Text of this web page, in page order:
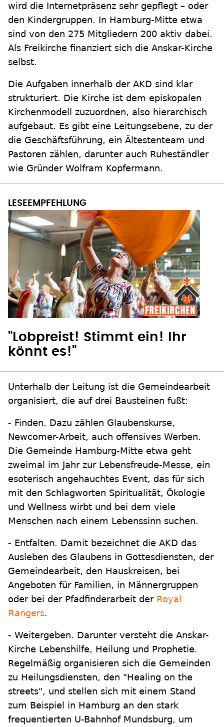
wird die Internetpräsenz sehr gepflegt – oder
den Kindergruppen. In Hamburg-Mitte etwa
sind von den 275 Mitgliedern 200 aktiv dabei.
Als Freikirche finanziert sich die Anskar-Kirche
selbst.
Die Aufgaben innerhalb der AKD sind klar
strukturiert. Die Kirche ist dem episkopalen
Kirchenmodell zuzuordnen, also hierarchisch
aufgebaut. Es gibt eine Leitungsebene, zu der
die Geschäftsführung, ein Ältestenteam und
Pastoren zählen, darunter auch Ruheständler
wie Gründer Wolfram Kopfermann.
"Lobpreist! Stimmt ein! Ihr
könnt es!"
Unterhalb der Leitung ist die Gemeindearbeit
organisiert, die auf drei Bausteinen fußt:
- Finden. Dazu zählen Glaubenskurse,
Newcomer-Arbeit, auch offensives Werben.
Die Gemeinde Hamburg-Mitte etwa geht
zweimal im Jahr zur Lebensfreude-Messe, ein
esoterisch angehauchtes Event, das für sich
mit den Schlagworten Spiritualität, Ökologie
und Wellness wirbt und bei dem viele
Menschen nach einem Lebenssinn suchen.
- Entfalten. Damit bezeichnet die AKD das
Ausleben des Glaubens in Gottesdiensten, der
Gemeindearbeit, den Hauskreisen, bei
Angeboten für Familien, in Männergruppen
oder bei der Pfadfinderarbeit der Royal
Rangers.
- Weitergeben. Darunter versteht die Anskar-
Kirche Lebenshilfe, Heilung und Prophetie.
Regelmäßig organisieren sich die Gemeinden
zu Heilungsdiensten, den "Healing on the
streets", und stellen sich mit einem Stand
zum Beispiel in Hamburg an den stark
frequentierten U-Bahnhof Mundsburg, um